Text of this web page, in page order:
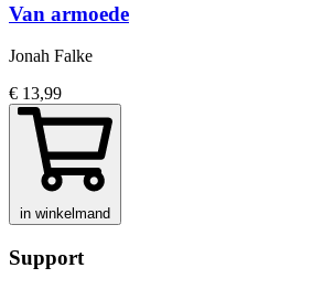
Van armoede
Jonah Falke
€ 13,99
in winkelmand
Support